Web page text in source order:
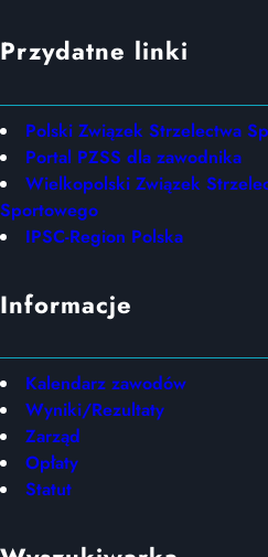
Przydatne linki
Polski Związek Strzelectwa
Portal PZSS dla zawodnika
Wielkopolski Związek
Sportowego
IPSC-Region Polska
Informacje
Kalendarz zawodów
Wyniki/Rezultaty
Zarząd
Opłaty
Statut